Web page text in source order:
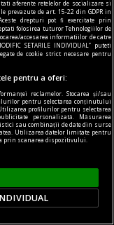
aferente retelelor de socializare si
prevazute de art. 15-22 din GDPR in
drepturi pot fi exercitate prin
folosirea tuturor Tehnologiilor de
accesarea informatiilor de catre
SETARILE INDIVIDUAL” puteti
de cookie strict necesare pentru
pentru a oferi:
reclamelor. Stocarea și/sau
pentru selectarea conținutului
profilurilor pentru selectarea
personalizată. Măsurarea
sau combinații de date din surse
Utilizarea datelor limitate pentru
prin scanarea dispozitivului.